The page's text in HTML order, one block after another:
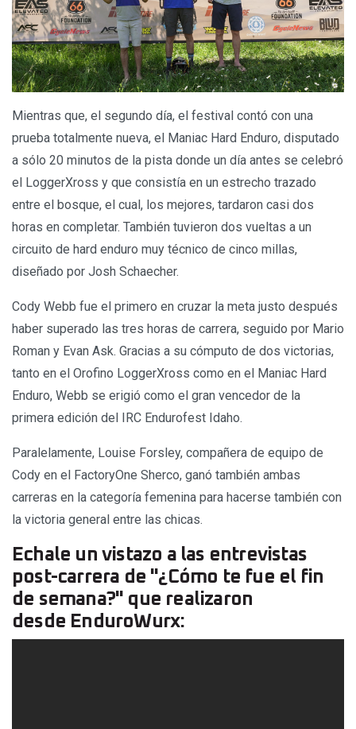
Mientras que, el segundo día, el festival contó con una
prueba totalmente nueva, el Maniac Hard Enduro, disputado
a sólo 20 minutos de la pista donde un día antes se celebró
el LoggerXross y que consistía en un estrecho trazado
entre el bosque, el cual, los mejores, tardaron casi dos
horas en completar. También tuvieron dos vueltas a un
circuito de hard enduro muy técnico de cinco millas,
diseñado por Josh Schaecher.
Cody Webb fue el primero en cruzar la meta justo después
haber superado las tres horas de carrera, seguido por Mario
Roman y Evan Ask. Gracias a su cómputo de dos victorias,
tanto en el Orofino LoggerXross como en el Maniac Hard
Enduro, Webb se erigió como el gran vencedor de la
primera edición del IRC Endurofest Idaho.
Paralelamente, Louise Forsley, compañera de equipo de
Cody en el FactoryOne Sherco, ganó también ambas
carreras en la categoría femenina para hacerse también con
la victoria general entre las chicas.
Echale un vistazo a las entrevistas
post-carrera de "¿Cómo te fue el fin
de semana?" que realizaron
desde EnduroWurx: